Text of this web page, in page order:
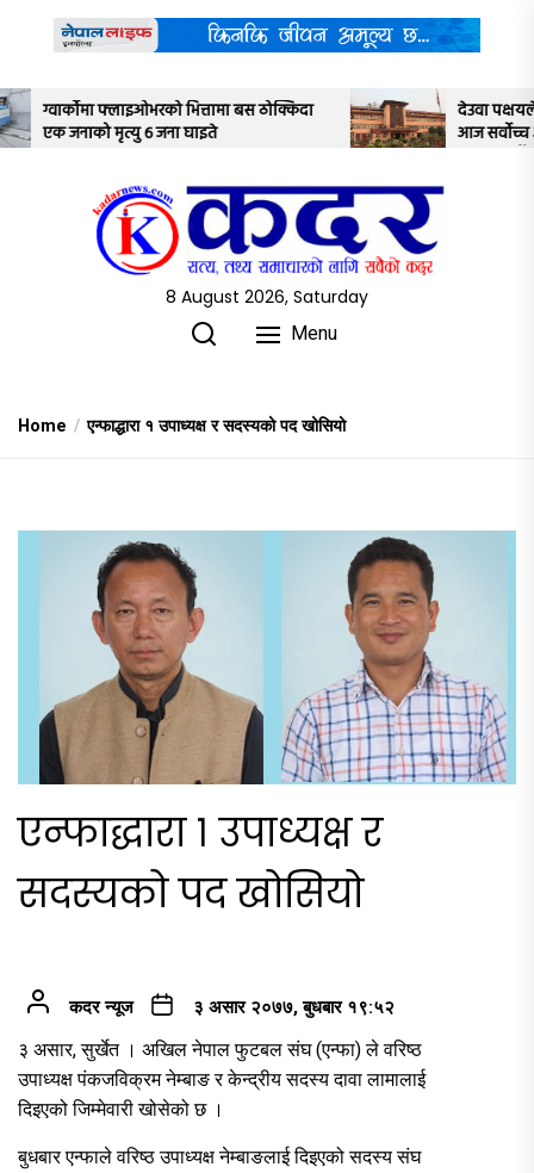
content
ठोक्किदा
देउवा पक्षयले दिएकोे पुनरावलोकन निवेदनमाथि
आज सर्वोच्च अदालतका तीन न्यायाधीशले
8 August 2026, Saturday
Menu
Home एन्फाद्धारा १ उपाध्यक्ष र सदस्यको पद खोसियो
एन्फाद्धारा १ उपाध्यक्ष र
सदस्यको पद खोसियो
कदर न्यूज ३ असार २०७७, बुधबार १९:५२
३ असार, सुर्खेत । अखिल नेपाल फुटबल संघ (एन्फा) ले वरिष्ठ
उपाध्यक्ष पंकजविक्रम नेम्बाङ र केन्द्रीय सदस्य दावा लामालाई
दिइएको जिम्मेवारी खोसेको छ ।
बुधबार एन्फाले वरिष्ठ उपाध्यक्ष नेम्बाङलाई दिइएको सदस्य संघ